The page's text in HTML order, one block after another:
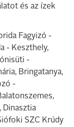
és az ízek
Fagyizó -
- Keszthely,
-
Bringatanya,
-
Dinasztia
SZC Krúdy